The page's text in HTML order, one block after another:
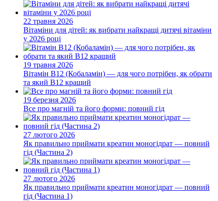
22 травня 2026
Вітаміни для дітей: як вибрати найкращі дитячі вітаміни
у 2026 році
19 травня 2026
Вітамін B12 (Кобаламін) — для чого потрібен, як обрати
та який B12 кращий
19 березня 2026
Все про магній та його форми: повний гід
27 лютого 2026
Як правильно приймати креатин моногідрат — повний
гід (Частина 2)
27 лютого 2026
Як правильно приймати креатин моногідрат — повний
гід (Частина 1)